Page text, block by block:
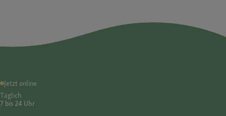
Jetzt online
Täglich
7 bis 24 Uhr